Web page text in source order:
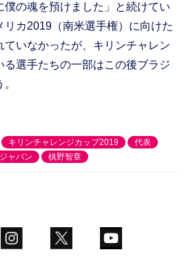
僕の魂を預けました」と続けてい
リカ2019（南米選手権）に向けた
ていなかったが、キリンチャレン
る選手たちの一部はこの後ブラジ
キリンチャレンジカップ2019
代表
ャパン 槙野智章